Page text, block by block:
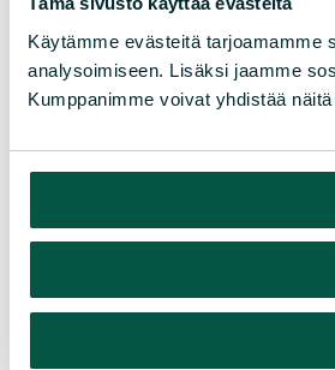
Käytämme evästeitä tarjoamamme
analysoimiseen. Lisäksi jaamme
Kumppanimme voivat yhdistää